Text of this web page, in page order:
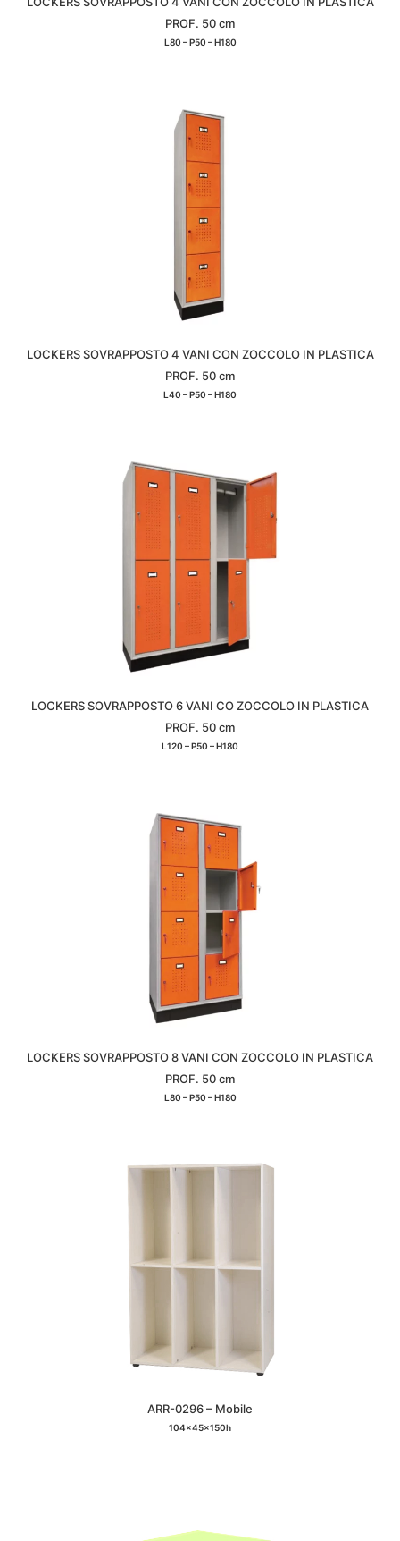
PROF. 50 cm
L80 – P50 – H180
LOCKERS SOVRAPPOSTO 4 VANI CON ZOCCOLO IN PLASTICA
PROF. 50 cm
L40 – P50 – H180
LOCKERS SOVRAPPOSTO 6 VANI CO ZOCCOLO IN PLASTICA
PROF. 50 cm
L120 – P50 – H180
LOCKERS SOVRAPPOSTO 8 VANI CON ZOCCOLO IN PLASTICA
PROF. 50 cm
L80 – P50 – H180
ARR-0296 – Mobile
104x45x150h